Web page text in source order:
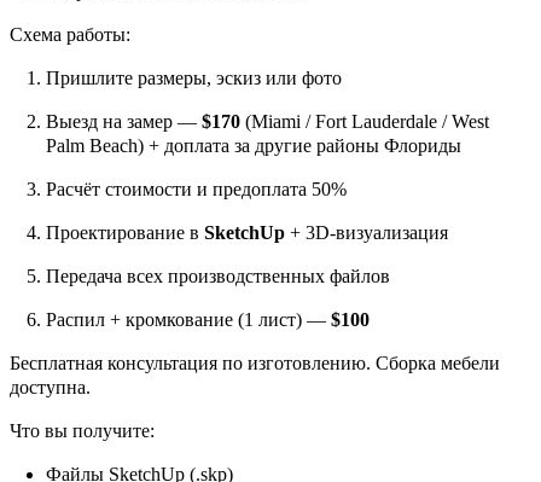
Схема работы:
Пришлите размеры, эскиз или фото
Выезд на замер — $170 (Miami / Fort Lauderdale / West
Palm Beach) + доплата за другие районы Флориды
Расчёт стоимости и предоплата 50%
Проектирование в SketchUp + 3D-визуализация
Передача всех производственных файлов
Распил + кромкование (1 лист) — $100
Бесплатная консультация по изготовлению. Сборка мебели
доступна.
Что вы получите:
Файлы SketchUp (.skp)